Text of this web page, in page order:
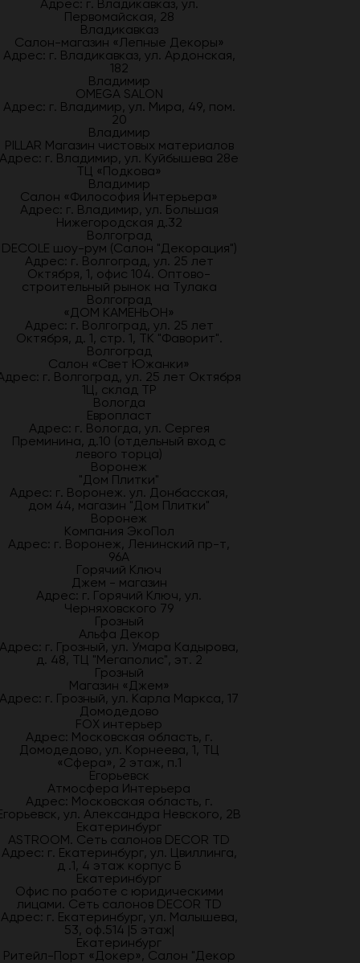
Адрес: г. Владикавказ, ул.
Первомайская, 28
Владикавказ
Салон-магазин «Лепные Декоры»
Адрес: г. Владикавказ, ул. Ардонская,
182
Владимир
OMEGA SALON
Адрес: г. Владимир, ул. Мира, 49, пом.
20
Владимир
PILLAR Магазин чистовых материалов
Адрес: г. Владимир, ул. Куйбышева 28е
ТЦ «Подкова»
Владимир
Салон «Философия Интерьера»
Адрес: г. Владимир, ул. Большая
Нижегородская д.32
Волгоград
DECOLE шоу-рум (Салон "Декорация")
Адрес: г. Волгоград, ул. 25 лет
Октября, 1, офис 104. Оптово-
строительный рынок на Тулака
Волгоград
«ДОМ КАМЕНЬОН»
Адрес: г. Волгоград, ул. 25 лет
Октября, д. 1, стр. 1, ТК "Фаворит".
Волгоград
Салон «Свет Южанки»
г. Волгоград, ул. 25 лет Октября
1Ц, склад ТР
Вологда
Европласт
Адрес: г. Вологда, ул. Сергея
Преминина, д.10 (отдельный вход с
левого торца)
Воронеж
"Дом Плитки"
Адрес: г. Воронеж. ул. Донбасская,
дом 44, магазин "Дом Плитки"
Воронеж
Компания ЭкоПол
Адрес: г. Воронеж, Ленинский пр-т,
96А
Горячий Ключ
Джем - магазин
Адрес: г. Горячий Ключ, ул.
Черняховского 79
Грозный
Альфа Декор
Адрес: г. Грозный, ул. Умара Кадырова,
д. 48, ТЦ "Мегаполис", эт. 2
Грозный
Магазин «Джем»
Адрес: г. Грозный, ул. Карла Маркса, 17
Домодедово
FOX интерьер
Адрес: Московская область, г.
Домодедово, ул. Корнеева, 1, ТЦ
«Сфера», 2 этаж, п.1
Егорьевск
Атмосфера Интерьера
Адрес: Московская область, г.
ул. Александра Невского, 2В
Екатеринбург
ASTROOM. Сеть салонов DECOR TD
Адрес: г. Екатеринбург, ул. Цвиллинга,
д .1, 4 этаж корпус Б
Екатеринбург
Офис по работе с юридическими
лицами. Сеть салонов DECOR TD
Адрес: г. Екатеринбург, ул. Малышева,
53, оф.514 |5 этаж|
Екатеринбург
Ритейл-Порт «Докер», Салон "Декор